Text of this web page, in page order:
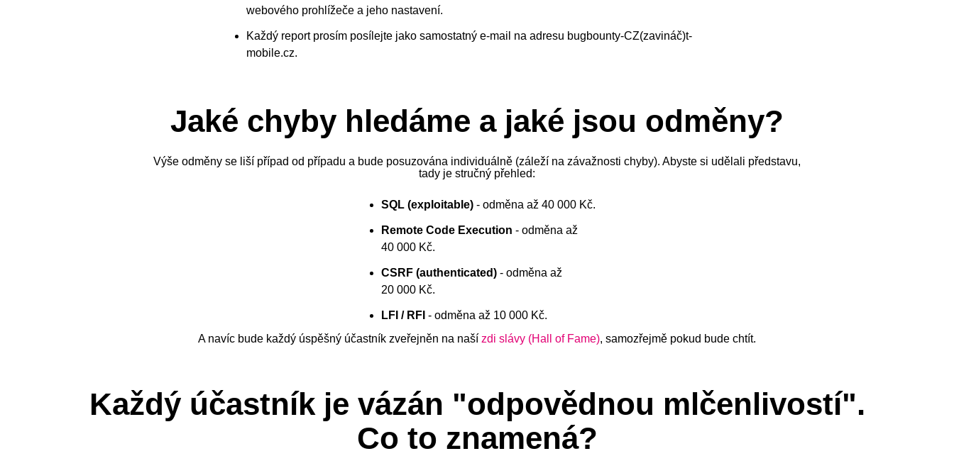
webového prohlížeče a jeho nastavení.
Každý report prosím posílejte jako samostatný e-mail na adresu bugbounty-CZ(zavináč)t-
mobile.cz.
Jaké chyby hledáme a jaké jsou odměny?
Výše odměny se liší případ od případu a bude posuzována individuálně (záleží na závažnosti chyby). Abyste si udělali představu,
tady je stručný přehled:
SQL (exploitable) - odměna až 40 000 Kč.
Remote Code Execution - odměna až
40 000 Kč.
CSRF (authenticated) - odměna až
20 000 Kč.
LFI / RFI - odměna až 10 000 Kč.
A navíc bude každý úspěšný účastník zveřejněn na naší zdi slávy (Hall of Fame), samozřejmě pokud bude chtít.
Každý účastník je vázán "odpovědnou mlčenlivostí".
Co to znamená?